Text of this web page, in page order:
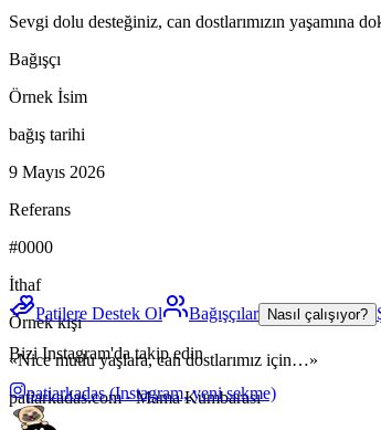
Sevgi dolu desteğiniz, can dostlarımızın yaşamına
Bağışçı
Örnek İsim
bağış tarihi
9 Mayıs 2026
Referans
#0000
İthaf
Örnek kişi
«Nice mutlu yaşlara, can dostlarımız için…»
patiarkadas.com · Mama Kumbarası
Patilere Destek Ol Bağışçılar Nasıl çalışıyor?
Bizi Instagram'da takip edin
patiarkadas(Instagram, yeni sekme)